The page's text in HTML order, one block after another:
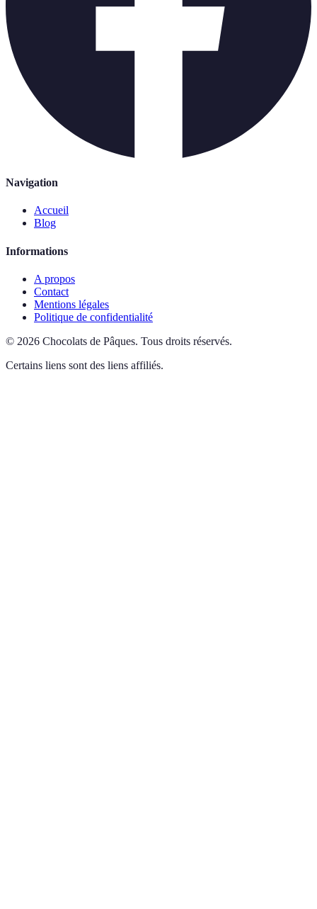
Navigation
Accueil
Blog
Informations
A propos
Contact
Mentions légales
Politique de confidentialité
© 2026 Chocolats de Pâques. Tous droits réservés.
Certains liens sont des liens affiliés.